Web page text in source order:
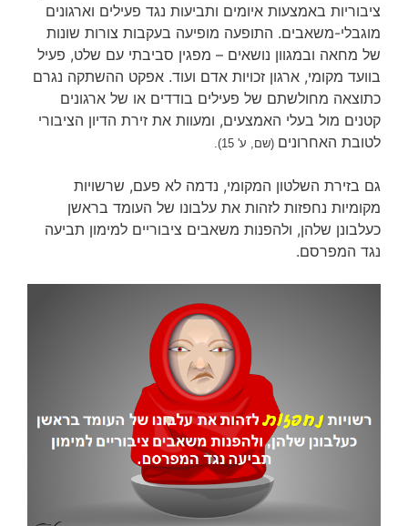
ציבוריות באמצעות איומים ותביעות נגד פעילים וארגונים
מוגבלי-משאבים. התופעה מופיעה בעקבות צורות שונות
של מחאה ובמגוון נושאים – מפגין סביבתי עם שלט, פעיל
בוועד מקומי, ארגון זכויות אדם ועוד. אפקט ההשתקה נגרם
כתוצאה מחולשתם של פעילים בודדים או של ארגונים
קטנים מול בעלי האמצעים, ומעוות את זירת הדיון הציבורי
לטובת האחרונים (שם, ע' 15).
גם בזירת השלטון המקומי, נדמה לא פעם, שרשויות
מקומיות נחפזות לזהות את עלבונו של העומד בראשן
כעלבונן שלהן, ולהפנות משאבים ציבוריים למימון תביעה
נגד המפרסם.